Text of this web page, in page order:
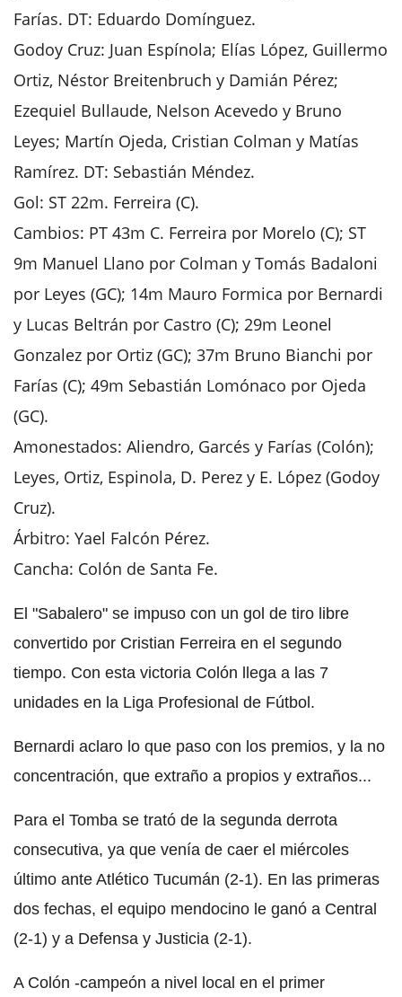
Farías. DT: Eduardo Domínguez.
Godoy Cruz: Juan Espínola; Elías López, Guillermo
Ortiz, Néstor Breitenbruch y Damián Pérez;
Ezequiel Bullaude, Nelson Acevedo y Bruno
Leyes; Martín Ojeda, Cristian Colman y Matías
Ramírez. DT: Sebastián Méndez.
Gol: ST 22m. Ferreira (C).
Cambios: PT 43m C. Ferreira por Morelo (C); ST
9m Manuel Llano por Colman y Tomás Badaloni
por Leyes (GC); 14m Mauro Formica por Bernardi
y Lucas Beltrán por Castro (C); 29m Leonel
Gonzalez por Ortiz (GC); 37m Bruno Bianchi por
Farías (C); 49m Sebastián Lomónaco por Ojeda
(GC).
Amonestados: Aliendro, Garcés y Farías (Colón);
Leyes, Ortiz, Espinola, D. Perez y E. López (Godoy
Cruz).
Árbitro: Yael Falcón Pérez.
Cancha: Colón de Santa Fe.
El "Sabalero" se impuso con un gol de tiro libre
convertido por Cristian Ferreira en el segundo
tiempo. Con esta victoria Colón llega a las 7
unidades en la Liga Profesional de Fútbol.
Bernardi aclaro lo que paso con los premios, y la no
concentración, que extraño a propios y extraños...
Para el Tomba se trató de la segunda derrota
consecutiva, ya que venía de caer el miércoles
último ante Atlético Tucumán (2-1). En las primeras
dos fechas, el equipo mendocino le ganó a Central
(2-1) y a Defensa y Justicia (2-1).
A Colón -campeón a nivel local en el primer